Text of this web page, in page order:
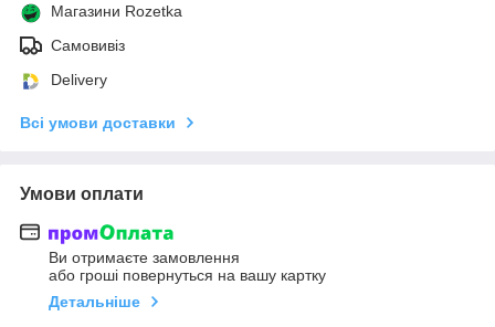
Магазини Rozetka
Самовивіз
Delivery
Всі умови доставки
Умови оплати
Ви отримаєте замовлення
або гроші повернуться на вашу картку
Детальніше